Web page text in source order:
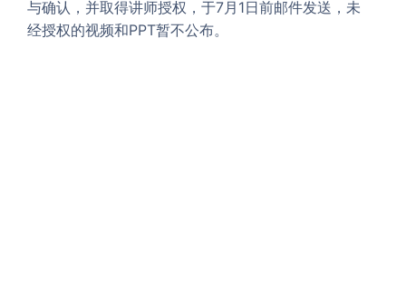
与确认，并取得讲师授权，于7月1日前邮件发送，未
经授权的视频和PPT暂不公布。